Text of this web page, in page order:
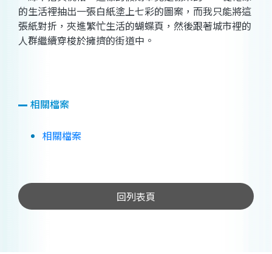
的生活裡抽出一張白紙塗上七彩的圖案，而我只能將這
張紙對折，夾進繁忙生活的蝴蝶頁，然後跟著城市裡的
人群繼續穿梭於擁擠的街道中。
相關檔案
相關檔案
回列表頁